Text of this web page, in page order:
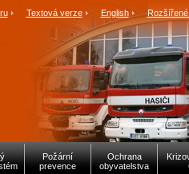
Textová verze English
Požární
prevence
Ochrana
obyvatelstva